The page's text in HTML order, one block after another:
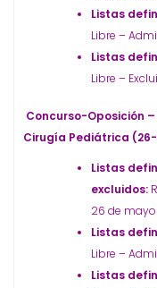
Listas
Libre –
Listas
Libre –
Concurso-Oposición
Cirugía Pediátrica
Listas
excluidos:
26 de
Listas
Libre –
Listas